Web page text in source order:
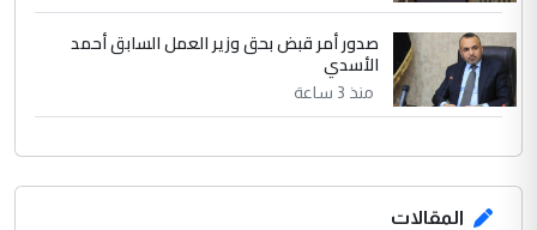
صدور أمر قبض بحق وزير العمل السابق أحمد
الأسدي
منذ 3 ساعة
المقالات